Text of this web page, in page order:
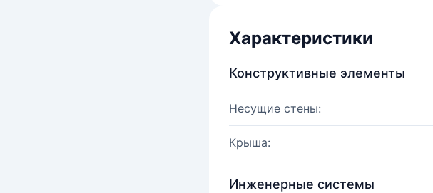
Характеристики
Конструктивные элементы
Несущие стены:
Крыша:
Инженерные системы